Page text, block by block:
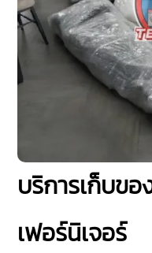
บริการเก็บข
เฟอร์นิเจอร์